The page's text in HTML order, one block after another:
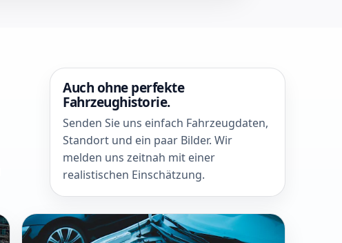
Auch ohne perfekte
Fahrzeughistorie.
Senden Sie uns einfach Fahrzeugdaten,
Standort und ein paar Bilder. Wir
melden uns zeitnah mit einer
realistischen Einschätzung.